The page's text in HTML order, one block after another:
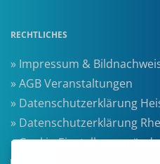
RECHTLICHES
» Impressum &
» AGB Veranstaltungen
» Datenschutzerklärung
» Datenschutzerklärung
» Cookie-Einstellungen